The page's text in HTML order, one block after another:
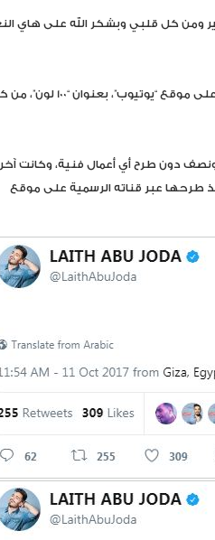
كل قلبي وبشكر الله على هاي
وطرح ليث أبو جودة أحدث أعماله الغنائية عبر قناته الرسمية على موقع
دون طرح أي أعمال فنية، وكانت آخر
طرحها عبر قناته الرسمية على موقع